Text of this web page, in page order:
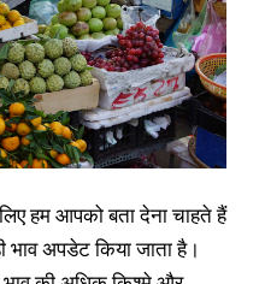
हम आपको बता देना चाहते हैं
भाव अपडेट किया जाता है।